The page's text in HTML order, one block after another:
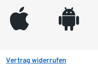
appleinc android
Vertrag widerrufen